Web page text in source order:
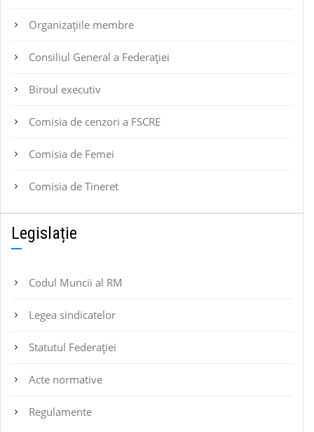
Organizațiile membre
Consiliul General a Federației
Biroul executiv
Comisia de cenzori a FSCRE
Comisia de Femei
Comisia de Tineret
Legislație
Codul Muncii al RM
Legea sindicatelor
Statutul Federaţiei
Acte normative
Regulamente